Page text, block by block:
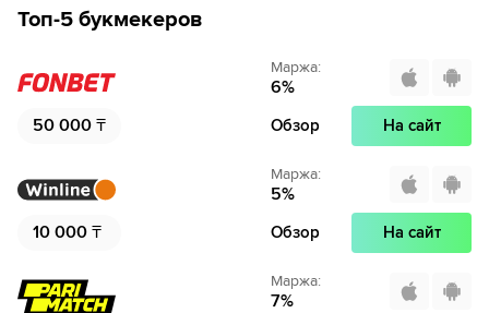
Топ-5 букмекеров
50 000 ₸
Маржа:
6%
Обзор На сайт
10 000 ₸
Маржа:
5%
Обзор На сайт
Маржа:
7%